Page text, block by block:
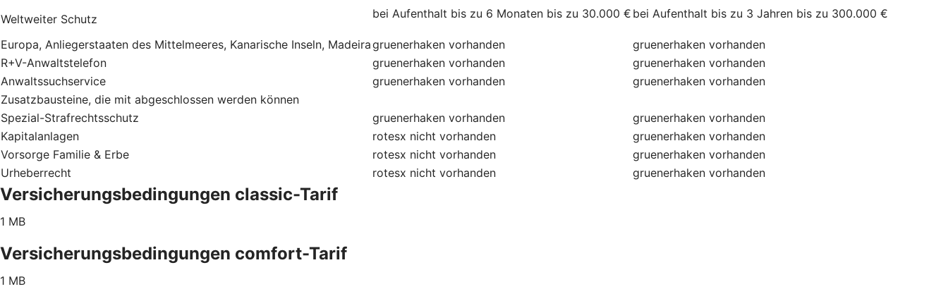
Weltweiter Schutz bei Aufenthalt bis zu 6 Monaten bis zu 30.000 € bei Aufenthalt bis zu 3 Jahren bis zu 300.000 €
Europa, Anliegerstaaten des Mittelmeeres, Kanarische Inseln, Madeiragruenerhaken vorhanden gruenerhaken vorhanden
R+V-Anwaltstelefon
gruenerhaken vorhanden gruenerhaken vorhanden
Anwaltssuchservice
gruenerhaken vorhanden gruenerhaken vorhanden
Zusatzbausteine, die mit abgeschlossen werden können
Spezial-Strafrechtsschutz
gruenerhaken vorhanden gruenerhaken vorhanden
Kapitalanlagen
rotesx nicht vorhanden gruenerhaken vorhanden
Vorsorge Familie & Erbe
rotesx nicht vorhanden gruenerhaken vorhanden
Urheberrecht
rotesx nicht vorhanden gruenerhaken vorhanden
Versicherungsbedingungen classic-Tarif
1 MB
Versicherungsbedingungen comfort-Tarif
1 MB